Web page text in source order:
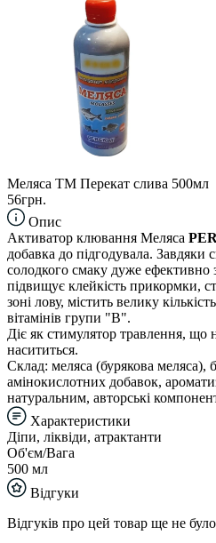
Меляса ТМ Перекат слива 500мл
56грн.
Опис
Активатор клювання Меляса
добавка до підгодувала. Завдяки
солодкого смаку дуже ефективно
підвищує клейкість прикормки,
зоні лову, містить велику
вітамінів групи "В".
Діє як стимулятор травлення, що
насититься.
Склад: меляса (бурякова меляса),
амінокислотних добавок,
натуральним, авторські
Характеристики
Діпи, ліквіди, атрактанти
Об'єм/Вага
500 мл
Відгуки
Відгуків про цей товар ще не